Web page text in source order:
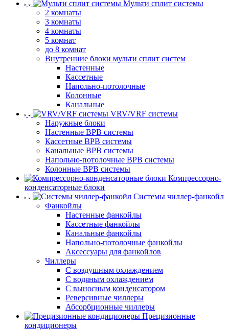
Мульти сплит системы
2 комнаты
3 комнаты
4 комнаты
5 комнат
до 8 комнат
Внутренние блоки мульти сплит систем
Настенные
Кассетные
Напольно-потолочные
Колонные
Канальные
VRV/VRF системы
Наружные блоки
Настенные ВРВ системы
Кассетные ВРВ системы
Канальные ВРВ системы
Напольно-потолочные ВРВ системы
Колонные ВРВ системы
Компрессорно-
конденсаторные блоки
Системы чиллер-фанкойл
Фанкойлы
Настенные фанкойлы
Кассетные фанкойлы
Канальные фанкойлы
Напольно-потолочные фанкойлы
Аксессуары для фанкойлов
Чиллеры
С воздушным охлаждением
С водяным охлаждением
С выносным конденсатором
Реверсивные чиллеры
Абсорбционные чиллеры
Прецизионные
кондиционеры